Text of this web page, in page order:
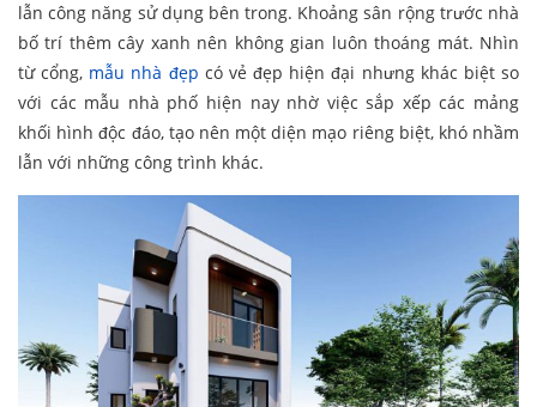
lẫn công năng sử dụng bên trong. Khoảng sân rộng trước nhà
bố trí thêm cây xanh nên không gian luôn thoáng mát. Nhìn
từ cổng, mẫu nhà đẹp có vẻ đẹp hiện đại nhưng khác biệt so
với các mẫu nhà phố hiện nay nhờ việc sắp xếp các mảng
khối hình độc đáo, tạo nên một diện mạo riêng biệt, khó nhầm
lẫn với những công trình khác.